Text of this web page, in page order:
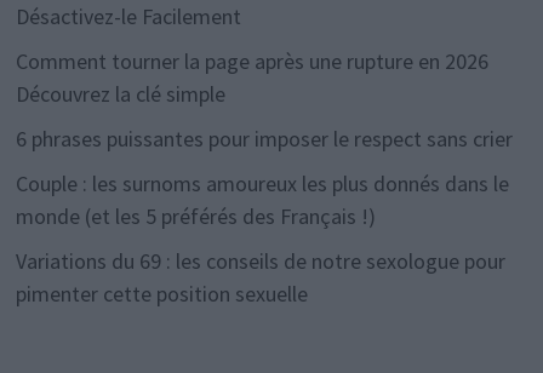
Désactivez-le Facilement
Comment tourner la page après une rupture en 2026
Découvrez la clé simple
6 phrases puissantes pour imposer le respect sans crier
Couple : les surnoms amoureux les plus donnés dans le
monde (et les 5 préférés des Français !)
Variations du 69 : les conseils de notre sexologue pour
pimenter cette position sexuelle